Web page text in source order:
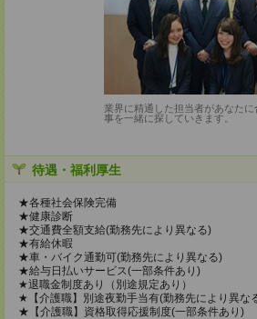
業界に精通した担当者があなたに
事を一緒に探していきます。
待遇・福利厚生
★各種社会保険完備
★健康診断
★交通費全額支給(勤務先により異なる)
★有給休暇
★車・バイク通勤可(勤務先により異なる)
★給与日払いサービス(一部条件あり)
★退職金制度あり（別途規定あり）
★【介護職】別途夜勤手当有(勤務先により異な
★【介護職】資格取得応援制度(一部条件あり)